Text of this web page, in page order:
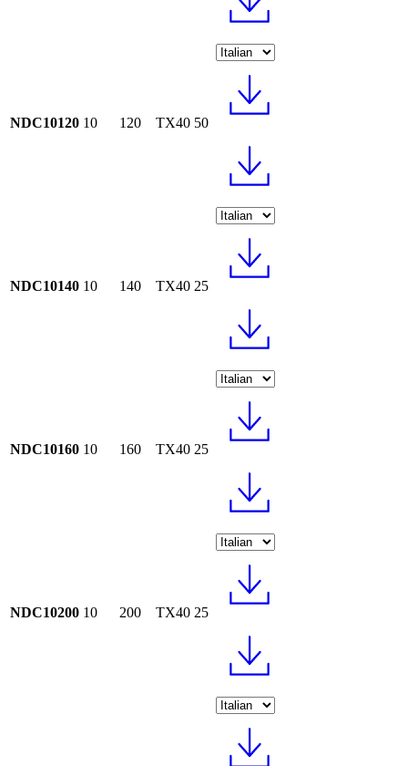
NDC10120 10 120 TX40 50
NDC10140 10 140 TX40 25
NDC10160 10 160 TX40 25
NDC10200 10 200 TX40 25